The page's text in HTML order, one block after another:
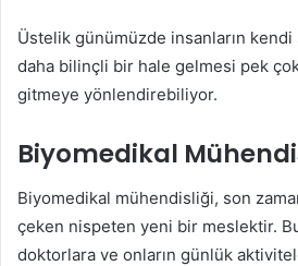
Üstelik günümüzde insanların kendi
daha bilinçli bir hale gelmesi pek
gitmeye yönlendirebiliyor.
Biyomedikal
Biyomedikal mühendisliği, son
çeken nispeten yeni bir meslektir.
doktorlara ve onların günlük